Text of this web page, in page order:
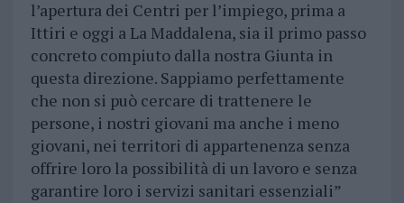
l’apertura dei Centri per l’impiego, prima a
Ittiri e oggi a La Maddalena, sia il primo passo
concreto compiuto dalla nostra Giunta in
questa direzione. Sappiamo perfettamente
che non si può cercare di trattenere le
persone, i nostri giovani ma anche i meno
giovani, nei territori di appartenenza senza
offrire loro la possibilità di un lavoro e senza
garantire loro i servizi sanitari essenziali”